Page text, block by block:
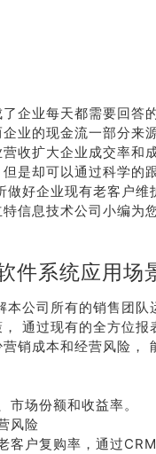
企业每天都需要回答
业的现金流一部分来
收扩大企业成交率和
是却可以通过科学的
做好企业现有老客户
信息技术公司小编为
件系统应用场
本公司所有的销售团
通过现有的全方位
销成本和经营风险，
市场份额和收益率。
风险
客户复购率，通过